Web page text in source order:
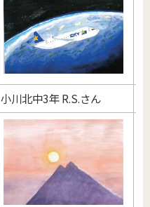
小川北中3年 R.S.さん